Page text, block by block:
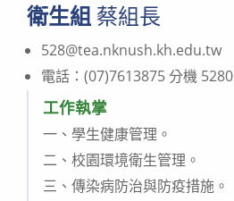
衛生組 蔡組長
528@tea.nknush.kh.edu.tw
電話：(07)7613875 分機 5280
工作執掌
一、學生健康管理。
二、校園環境衛生管理。
三、傳染病防治與防疫措施。